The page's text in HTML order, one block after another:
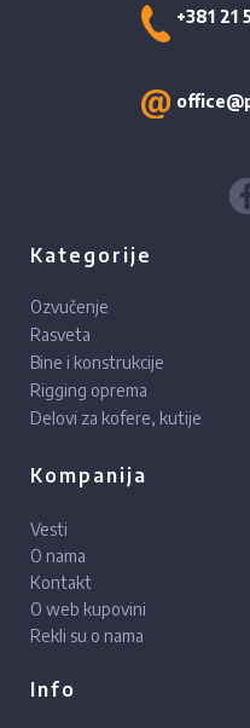
+381 21
Kategorije
Ozvučenje
Rasveta
Bine i konstrukcije
Rigging oprema
Delovi za kofere, kutije
Kompanija
Vesti
O nama
Kontakt
O web kupovini
Rekli su o nama
Info